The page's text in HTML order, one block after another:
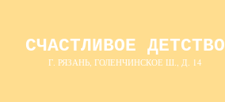
СЧАСТЛИВОЕ ДЕТСТВО
Г. РЯЗАНЬ, ГОЛЕНЧИНСКОЕ Ш., Д. 14